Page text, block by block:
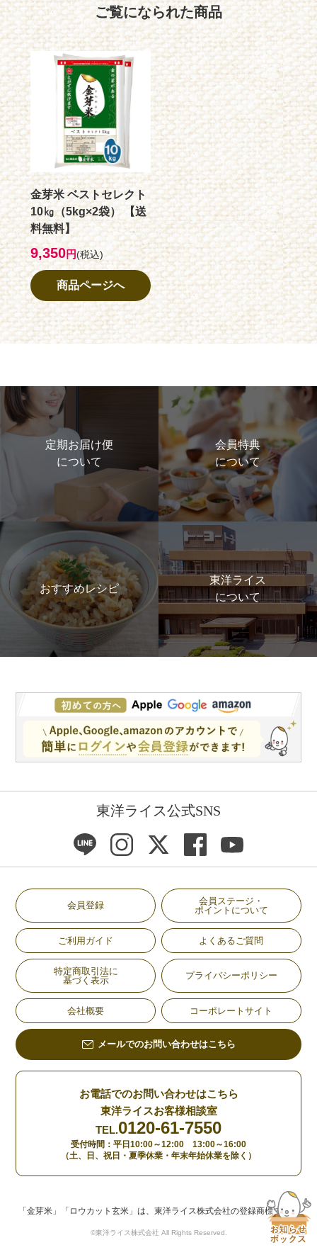
ご覧になられた商品
金芽米 ベストセレクト
10㎏（5kg×2袋） 【送
料無料】
9,350円(税込)
商品ページへ
定期お届け便
について
会員特典
について
おすすめレシピ
東洋ライス
について
東洋ライス公式SNS
会員登録
会員ステージ・
ポイントについて
ご利用ガイド よくあるご質問
特定商取引法に
基づく表示
プライバシーポリシー
会社概要 コーポレートサイト
メールでのお問い合わせはこちら
お電話でのお問い合わせはこちら
東洋ライスお客様相談室
TEL.0120-61-7550
受付時間：平日10:00～12:00 13:00～16:00
（土、日、祝日・夏季休業・年末年始休業を除く）
「金芽米」「ロウカット玄米」は、東洋ライス株式会社の登録商標です。
©東洋ライス株式会社 All Rights Reserved.